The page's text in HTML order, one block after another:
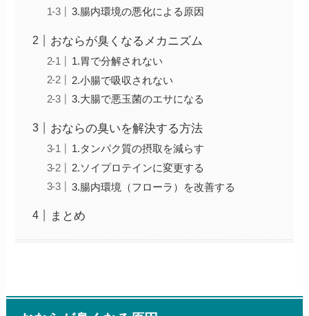
3.腸内環境の悪化による原因
おならが臭くなるメカニズム
1.胃で分解されない
2.小腸で吸収されない
3.大腸で悪玉菌のエサになる
おならの臭いを解決する方法
1.タンパク質の摂取を減らす
2.ソイプロテインに変更する
3.腸内環境（フローラ）を改善する
まとめ